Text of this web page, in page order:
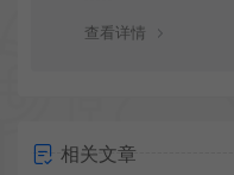
查看详情
相关文章